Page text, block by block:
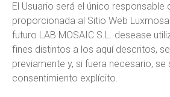
El Usuario será el único responsable
proporcionada al Sitio Web
futuro LAB MOSAIC S.L. desease
fines distintos a los aquí descritos,
previamente y, si fuera necesario, se
consentimiento explícito.